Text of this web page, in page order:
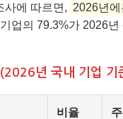
사에 따르면, 2026년
업의 79.3%가 2026
년 국내 기업 기
비율